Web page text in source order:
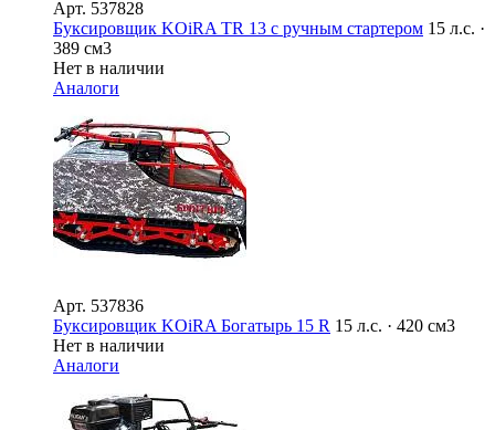
Арт. 537828
Буксировщик KOiRA TR 13 с ручным стартером 15 л.с. ·
389 см3
Нет в наличии
Аналоги
Арт. 537836
Буксировщик KOiRA Богатырь 15 R 15 л.с. · 420 см3
Нет в наличии
Аналоги